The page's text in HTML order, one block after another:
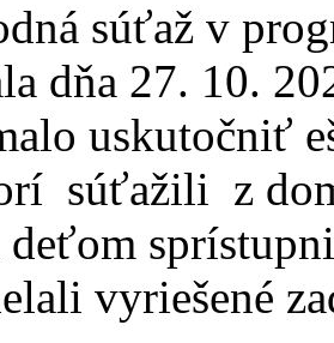
súťaž v
dňa 27. 10.
uskutočniť
súťažili z
deťom
vyriešené